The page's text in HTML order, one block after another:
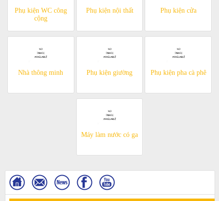
Phụ kiện WC công
cộng
Phụ kiện nội thất Phụ kiện cửa
Nhà thông minh Phụ kiện giường Phụ kiện pha cà phê
Máy làm nước có ga